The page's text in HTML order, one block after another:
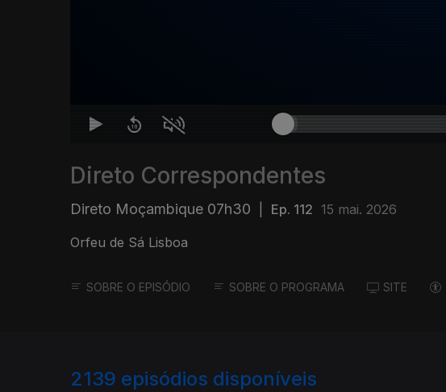
Direto Correspondentes
Direto Moçambique 07h30 Ep. 112 15 mai. 2026
Orfeu de Sá Lisboa
SOBRE O EPISÓDIO SOBRE O PROGRAMA SITE
2139 episódios disponíveis